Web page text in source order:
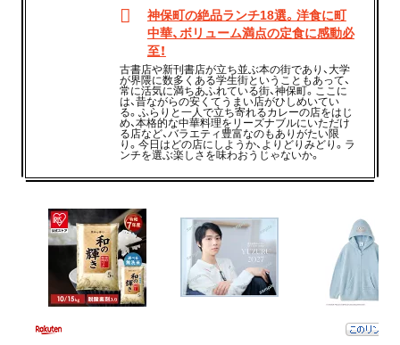
神保町の絶品ランチ18選。洋食に町
中華、ボリューム満点の定食に感動必
至！
古書店や新刊書店が立ち並ぶ本の街であり、大学
が界隈に数多くある学生街ということもあって、
常に活気に満ちあふれている街、神保町。ここに
は、昔ながらの安くてうまい店がひしめいてい
る。ふらりと一人で立ち寄れるカレーの店をはじ
め、本格的な中華料理をリーズナブルにいただけ
る店など、バラエティ豊富なのもありがたい限
り。今日はどの店にしようか、よりどりみどり。ラ
ンチを選ぶ楽しさを味わおうじゃないか。